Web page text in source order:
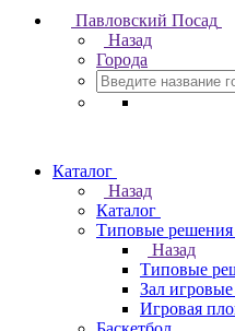
Павловский Посад
Назад
Города
Каталог
Назад
Каталог
Типовые решения
Назад
Типовые
Зал
Игровая